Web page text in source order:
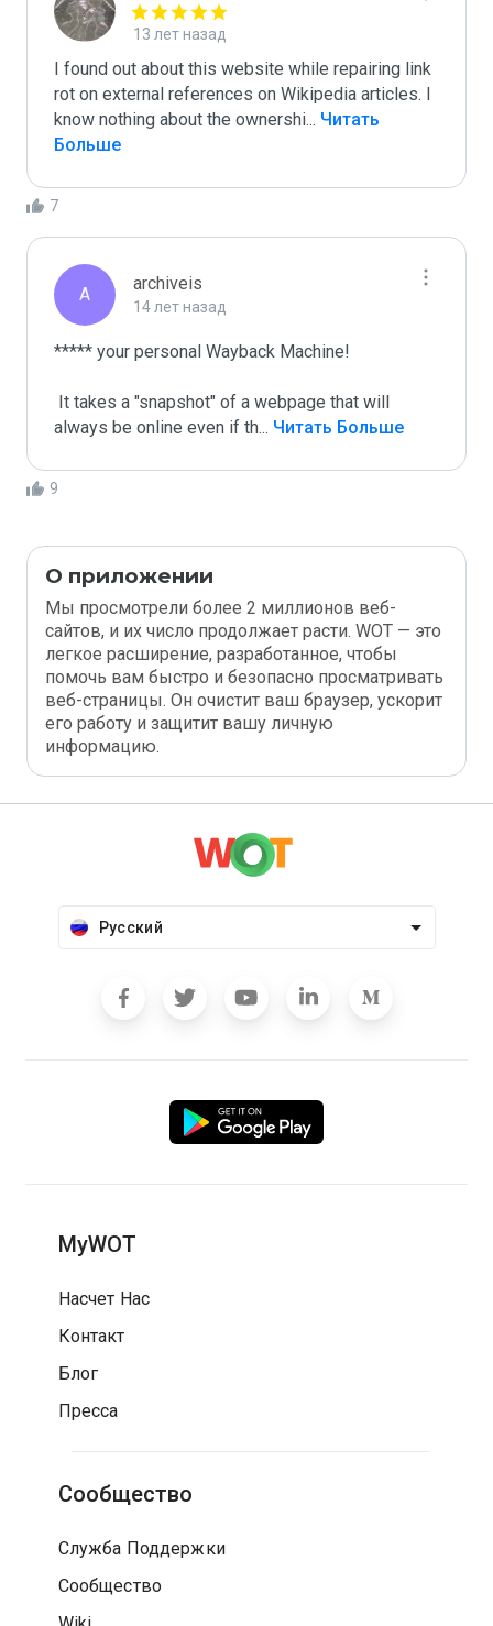
13 лет назад
I found out about this website while repairing link
rot on external references on Wikipedia articles. I
know nothing about the ownershi... Читать
Больше
7
A
archiveis
14 лет назад
***** your personal Wayback Machine!
always be online even if th... Читать Больше
9
О приложении
Мы просмотрели более 2 миллионов веб-
сайтов, и их число продолжает расти. WOT — это
легкое расширение, разработанное, чтобы
помочь вам быстро и безопасно просматривать
веб-страницы. Он очистит ваш браузер, ускорит
его работу и защитит вашу личную
информацию.
Русский
MyWOT
Насчет Нас
Контакт
Блог
Пресса
Сообщество
Служба Поддержки
Сообщество